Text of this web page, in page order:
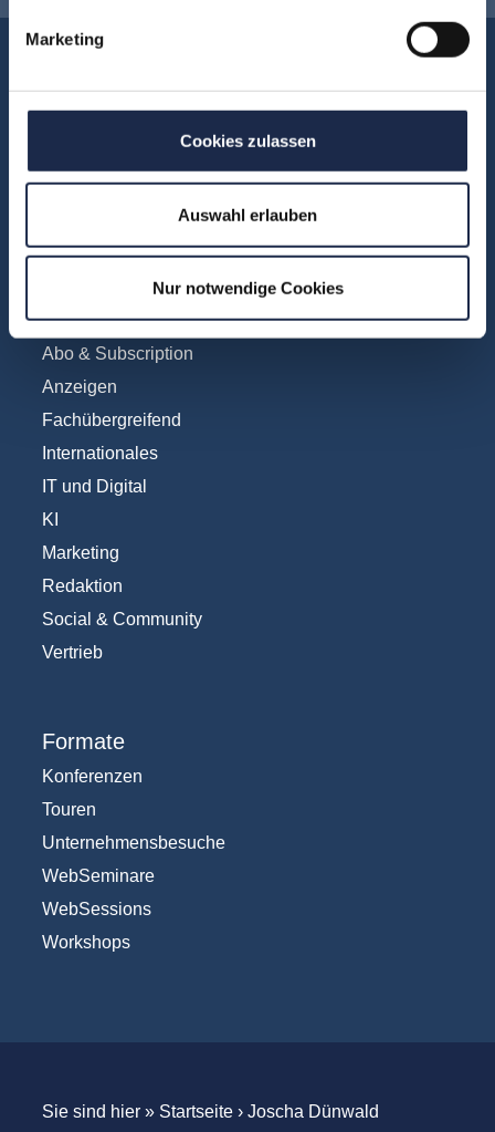
Marketing
Cookies zulassen
Auswahl erlauben
Nur notwendige Cookies
Über uns
Fachbereiche
Abo & Subscription
Anzeigen
Fachübergreifend
Internationales
IT und Digital
KI
Marketing
Redaktion
Social & Community
Vertrieb
Formate
Konferenzen
Touren
Unternehmensbesuche
WebSeminare
WebSessions
Workshops
Sie sind hier » Startseite› Joscha Dünwald